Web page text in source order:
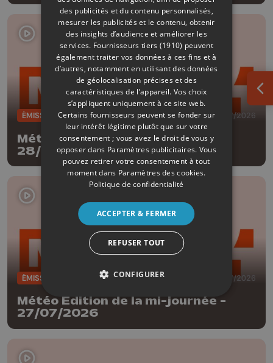
ÉMISSIONS 28/07/2026
Météo Edition de la mi-journée -
28/07/2026
ÉMISSIONS 27/07/2026
Météo Edition de la mi-journée -
27/07/2026
des publicités et du contenu personnalisés,
mesurer les publicités et le contenu, obtenir
des insights d’audience et améliorer les
services. Fournisseurs tiers (1910) peuvent
également traiter vos données à ces fins et à
d’autres, notamment en utilisant des données
de géolocalisation précises et des
caractéristiques de l’appareil. Vos choix
s’appliquent uniquement à ce site web.
Certains fournisseurs peuvent se fonder sur
leur intérêt légitime plutôt que sur votre
consentement ; vous avez le droit de vous y
opposer dans Paramètres publicitaires. Vous
pouvez retirer votre consentement à tout
moment dans Paramètres des cookies.
Politique de confidentialité
ACCEPTER & FERMER
REFUSER TOUT
CONFIGURER